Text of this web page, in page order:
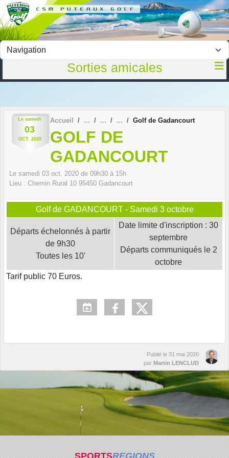
Sorties amicales
Le samedi
03
OCT. 2020
Accueil Golf de Gadancourt
GOLF DE
GADANCOURT
Le samedi 03 oct. 2020 de 09h30 à 15h
Lieu : Chemin Rural 10 95450 Gadancourt
Golf de GADANCOURT - Samedi 3 octobre
Départs échelonnés à partir
de 9h30
Toutes les 10'
Date limite d'inscription : 30
septembre
Départs communiqués le 2
octobre
Tarif public 70 Euros.
Publié le 31 mai 2020
par Martin LENCLUD
SPORTSREGIONS
Panneau de gestion des cookies